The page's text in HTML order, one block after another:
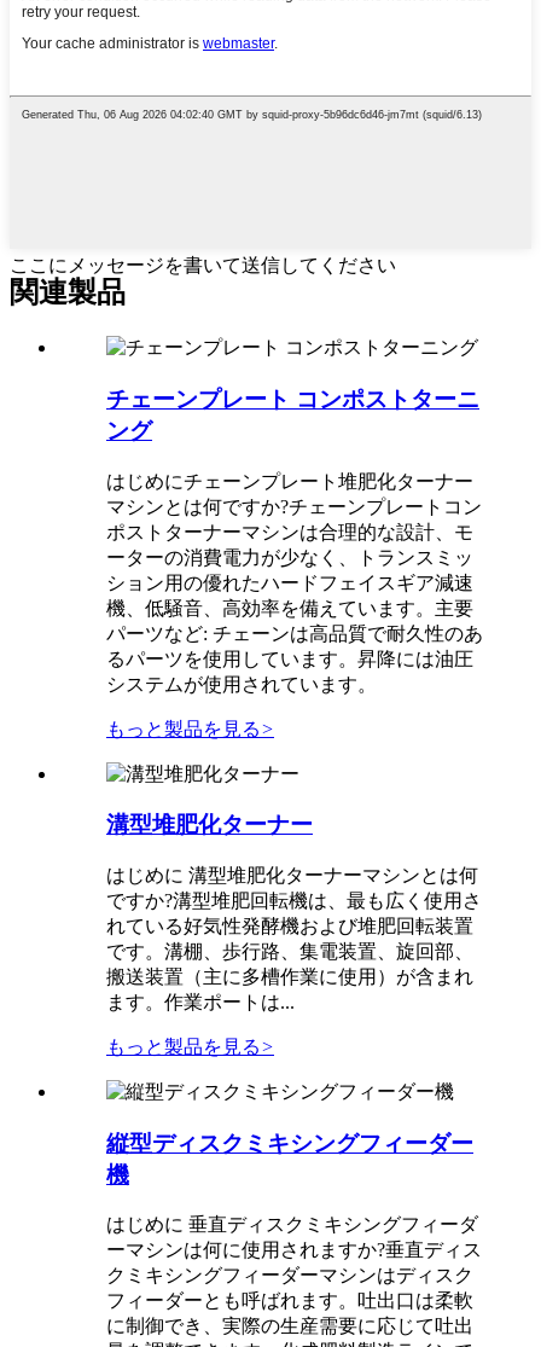
ここにメッセージを書いて送信してください
関連製品
チェーンプレート コンポストターニ
ング
はじめにチェーンプレート堆肥化ターナー
マシンとは何ですか?チェーンプレートコン
ポストターナーマシンは合理的な設計、モ
ーターの消費電力が少なく、トランスミッ
ション用の優れたハードフェイスギア減速
機、低騒音、高効率を備えています。主要
パーツなど: チェーンは高品質で耐久性のあ
るパーツを使用しています。昇降には油圧
システムが使用されています。
もっと製品を見る>
溝型堆肥化ターナー
はじめに 溝型堆肥化ターナーマシンとは何
ですか?溝型堆肥回転機は、最も広く使用さ
れている好気性発酵機および堆肥回転装置
です。溝棚、歩行路、集電装置、旋回部、
搬送装置（主に多槽作業に使用）が含まれ
ます。作業ポートは...
もっと製品を見る>
縦型ディスクミキシングフィーダー
機
はじめに 垂直ディスクミキシングフィーダ
ーマシンは何に使用されますか?垂直ディス
クミキシングフィーダーマシンはディスク
フィーダーとも呼ばれます。吐出口は柔軟
に制御でき、実際の生産需要に応じて吐出